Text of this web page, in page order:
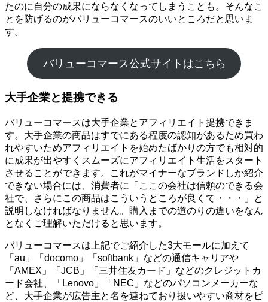
たのに自分の成果にならなくなってしまうことも。そんなこ
とを防げるのがバリューコマースのいいところだと思いま
す。
バリューコマース公式サイトはこちら
大手企業と提携できる
バリューコマースは大手企業とアフィリエイト提携できま
す。大手企業の商品はすでにある程度の認知があるため買わ
れやすいためアフィリエイトを始めたばかりの方でも相対的
に成果が出やすくスムーズにアフィリエイト生活をスタート
させることができます。これがマイナーなブランドしか紹介
できない場合には、消費者に「ここの会社は信頼のできる会
社で、さらにこの商品はこういうところが良くて・・・」と
説明しなければなりません。購入までの道のりの違いをなん
となくご理解いただけると思います。
バリューコマースは上記でご紹介した3大モールに加えて
「au」「docomo」「softbank」などの通信キャリアや
「AMEX」「JCB」「三井住友カード」などのクレジットカ
ード会社、「Lenovo」「NEC」などのパソコンメーカーな
ど、大手企業が広告主と名を連ねており扱いやすい商材をピ